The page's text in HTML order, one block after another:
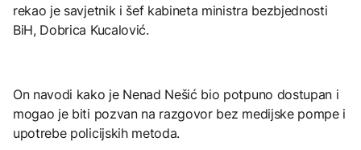
rekao je savjetnik i šef kabineta ministra bezbjednosti
BiH, Dobrica Kucalović.
On navodi kako je Nenad Nešić bio potpuno dostupan i
mogao je biti pozvan na razgovor bez medijske pompe i
upotrebe policijskih metoda.